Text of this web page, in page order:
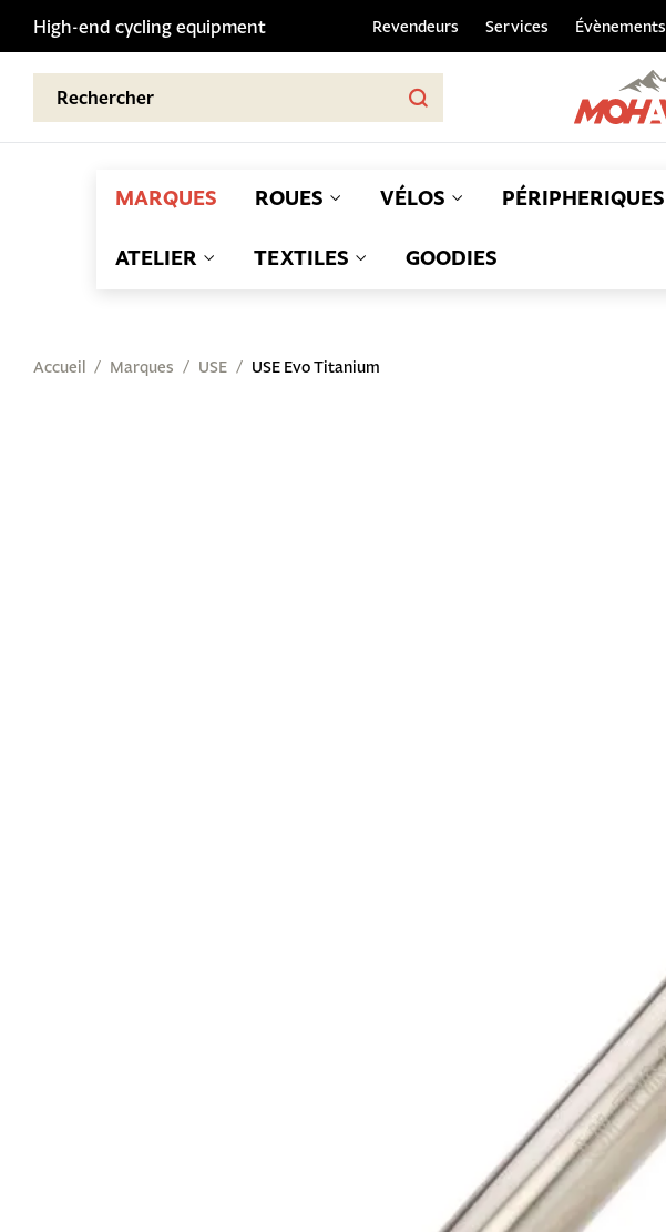
High-end cycling equipment Revendeurs Services Évènements
MARQUES ROUES VÉLOS PÉRIPHERIQUES
ATELIER TEXTILES GOODIES
Accueil Marques USE USE Evo Titanium